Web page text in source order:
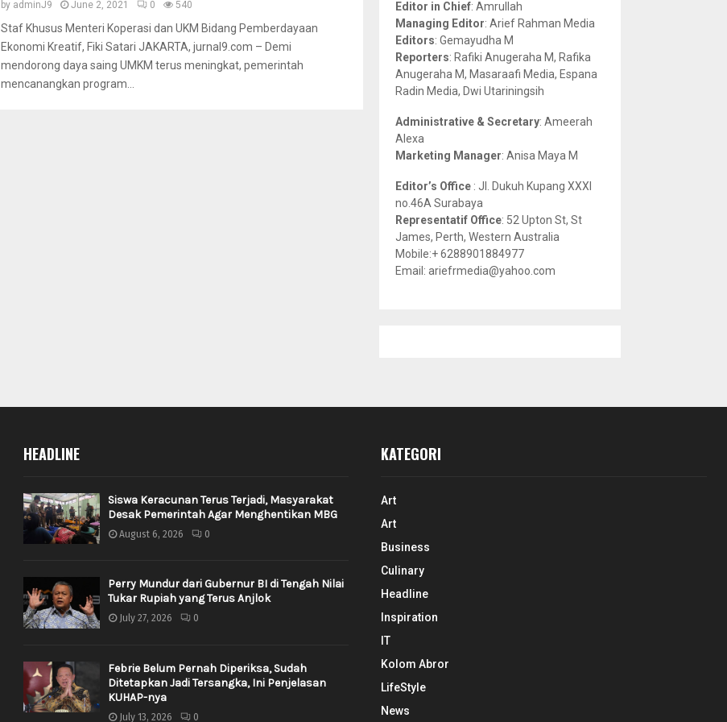
by adminJ9 June 2, 2021 0 540
Staf Khusus Menteri Koperasi dan UKM Bidang Pemberdayaan
Ekonomi Kreatif, Fiki Satari JAKARTA, jurnal9.com – Demi
mendorong daya saing UMKM terus meningkat, pemerintah
mencanangkan program...
r
:
R
H
Editor in Chief: Amrullah
Managing Editor: Arief Rahman Media
Editors: Gemayudha M
Reporters: Rafiki Anugeraha M, Rafika
Anugeraha M, Masaraafi Media, Espana
Radin Media, Dwi Utariningsih
Administrative & Secretary: Ameerah
Alexa
Marketing Manager: Anisa Maya M
Editor’s Office : Jl. Dukuh Kupang XXXI
no.46A Surabaya
Representatif Office: 52 Upton St, St
James, Perth, Western Australia
Mobile:+ 6288901884977
Email: ariefrmedia@yahoo.com
HEADLINE
Siswa Keracunan Terus Terjadi, Masyarakat
Desak Pemerintah Agar Menghentikan MBG
August 6, 2026 0
Perry Mundur dari Gubernur BI di Tengah Nilai
Tukar Rupiah yang Terus Anjlok
July 27, 2026 0
Febrie Belum Pernah Diperiksa, Sudah
Ditetapkan Jadi Tersangka, Ini Penjelasan
KUHAP-nya
July 13, 2026 0
KATEGORI
Art
Art
Business
Culinary
Headline
Inspiration
IT
Kolom Abror
LifeStyle
News